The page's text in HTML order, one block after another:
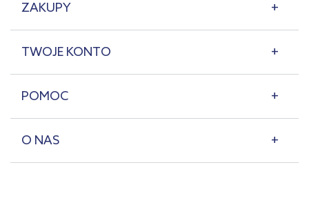
ZAKUPY
TWOJE KONTO
POMOC
O NAS